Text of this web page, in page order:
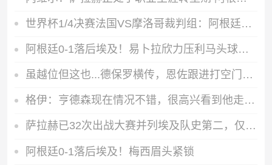
世界杯1/4决赛法国VS摩洛哥裁判组：阿根廷裁判法昆多·特略主哨
阿根廷0-1落后埃及！易卜拉欣力压利马头球破门，阿提亚助攻
虽越位但这也...德保罗横传，恩佐跟进打空门直接偏出
格伊：亨德森现在情况不错，很高兴看到他走在迅速康复的路上
萨拉赫已32次出战大赛并列埃及队史第二，仅次于队友特雷泽盖
阿根廷0-1落后埃及！梅西眉头紧锁